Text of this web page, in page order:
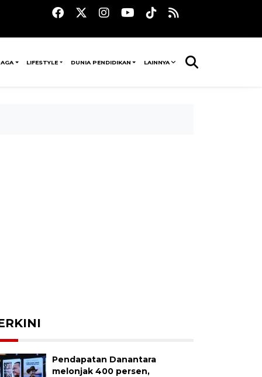
LIFESTYLE DUNIA PENDIDIKAN LAINNYA
Pendapatan Danantara
melonjak 400 persen,